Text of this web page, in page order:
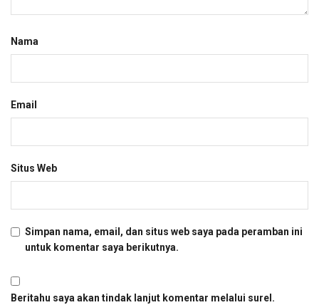
Nama
Email
Situs Web
Simpan nama, email, dan situs web saya pada peramban ini
untuk komentar saya berikutnya.
Beritahu saya akan tindak lanjut komentar melalui surel.